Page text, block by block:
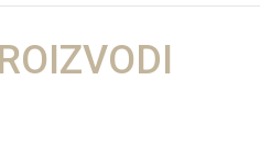
VRATA